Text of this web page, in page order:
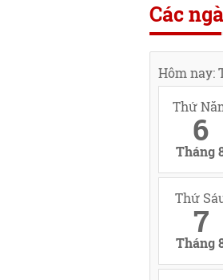
Các
Hôm nay:
Thứ
6
Tháng
Thứ
7
Tháng